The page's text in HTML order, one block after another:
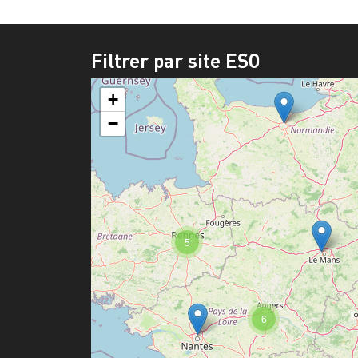
Filtrer par site ESO
6
5
+
−